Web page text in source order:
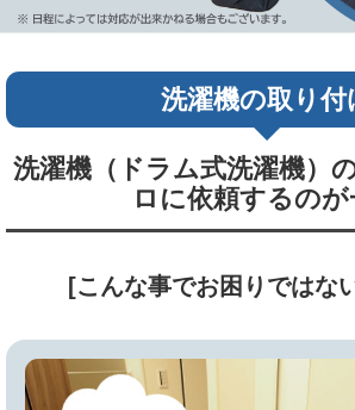
洗濯機の取り付
洗濯機（ドラム式洗濯機）
ロに依頼するのが
[こんな事でお困りではな